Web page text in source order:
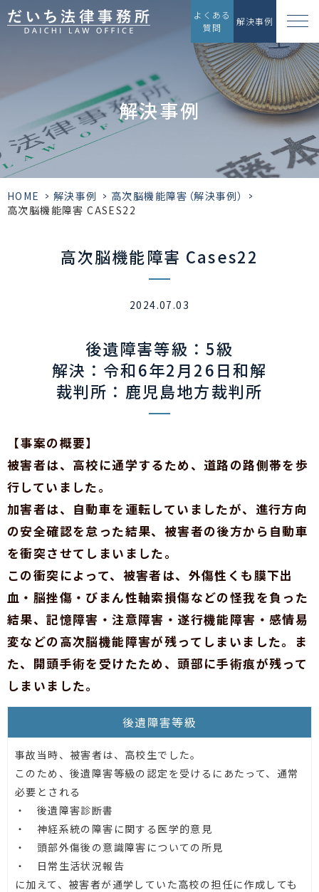
よくある
質問
解決事例
解決事例
HOME > 解決事例 > 高次脳機能障害（解決事例）
>
高次脳機能障害 CASES22
高次脳機能障害 Cases22
2024.07.03
後遺障害等級：5級
解決：令和6年2月26日和解
裁判所：鹿児島地方裁判所
【事案の概要】
被害者は、高校に通学するため、道路の路側帯を歩
行していました。
加害者は、自動車を運転していましたが、進行方向
の安全確認を怠った結果、被害者の後方から自動車
を衝突させてしまいました。
この衝突によって、被害者は、外傷性くも膜下出
血・脳挫傷・びまん性軸索損傷などの怪我を負った
結果、記憶障害・注意障害・遂行機能障害・感情易
変などの高次脳機能障害が残ってしまいました。ま
た、開頭手術を受けたため、頭部に手術痕が残って
しまいました。
後遺障害等級
事故当時、被害者は、高校生でした。
このため、後遺障害等級の認定を受けるにあたって、通常
必要とされる
・ 後遺障害診断書
・ 神経系統の障害に関する医学的意見
・ 頭部外傷後の意識障害についての所見
・ 日常生活状況報告
に加えて、被害者が通学していた高校の担任に作成しても